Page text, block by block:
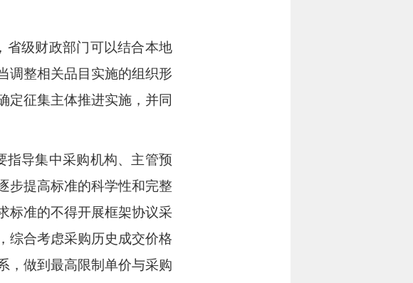
省级财政部门可以结合本地
调整相关品目实施的组织形
定征集主体推进实施，并同
指导集中采购机构、主管预
步提高标准的科学性和完整
标准的不得开展框架协议采
综合考虑采购历史成交价格
，做到最高限制单价与采购